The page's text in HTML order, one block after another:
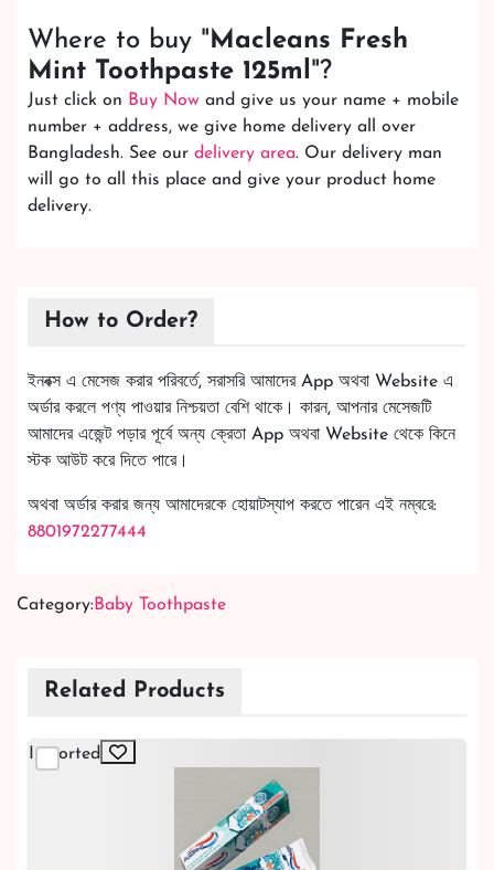
Where to buy " Macleans Fresh
Mint Toothpaste 125ml "?
Just click on Buy Now and give us your name + mobile
number + address, we give home delivery all over
Bangladesh. See our delivery area. Our delivery man
will go to all this place and give your product home
delivery.
How to Order?
ইনবক্স এ মেসেজ করার পরিবর্তে, সরাসরি আমাদের App অথবা Website এ
অর্ডার করলে পণ্য পাওয়ার নিশ্চয়তা বেশি থাকে। কারন, আপনার মেসেজটি
আমাদের এজেন্ট পড়ার পূর্বে অন্য ক্রেতা App অথবা Website থেকে কিনে
স্টক আউট করে দিতে পারে।
অথবা অর্ডার করার জন্য আমাদেরকে হোয়াটস্যাপ করতে পারেন এই নম্বরে:
8801972277444
Category:Baby Toothpaste
Related Products
Imported